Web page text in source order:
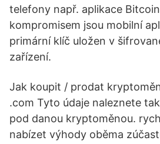
telefony např. aplikace
kompromisem jsou mobilní
primární klíč uložen v
zařízení.
Jak koupit / prodat
.com Tyto údaje naleznete
pod danou kryptoměnou.
nabízet výhody oběma